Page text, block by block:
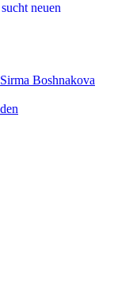
Sirma Boshnakova